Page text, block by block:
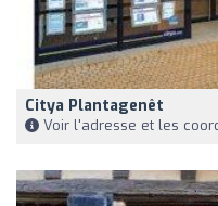
Citya Plantagenêt
Voir l'adresse et les